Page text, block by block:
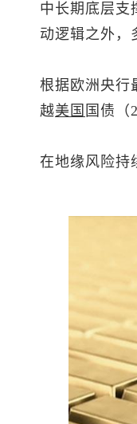
中长期底层支
动逻辑之外，
根据欧洲央行
越美国 国债（
在地缘风险持